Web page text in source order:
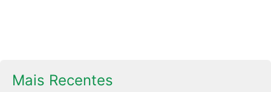
Mais Recentes